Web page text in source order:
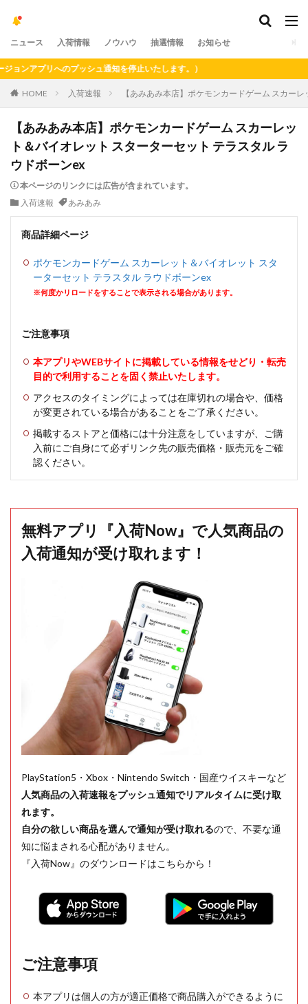
ニュース 入荷情報 ノウハウ 抽選情報 お知らせ
プリへのプッシュ通知を停止いたします。）
HOME 入荷速報 【あみあみ本店】ポケモンカードゲーム スカー
【あみあみ本店】ポケモンカードゲーム スカーレッ
ト＆バイオレット スターターセット テラスタル ラ
ウドボーンex
本ページのリンクには広告が含まれています。
入荷速報
あみあみ
商品詳細ページ
ポケモンカードゲーム スカーレット＆バイオレット スタ
ーターセット テラスタル ラウドボーンex
※何度かリロードをすることで表示される場合があります。
ご注意事項
本アプリやWEBサイトに掲載している情報をせどり・転売
目的で利用することを固く禁止いたします。
アクセスのタイミングによっては在庫切れの場合や、価格
が変更されている場合があることをご了承ください。
掲載するストアと価格には十分注意をしていますが、ご購
入前にご自身にて必ずリンク先の販売価格・販売元をご確
認ください。
無料アプリ『入荷Now』で人気商品の
入荷通知が受け取れます！
PlayStation5・Xbox・Nintendo Switch・国産ウイスキーなど
人気商品の入荷速報をプッシュ通知でリアルタイムに受け取
れます。
自分の欲しい商品を選んで通知が受け取れるので、不要な通
知に悩まされる心配がありません。
『入荷Now』のダウンロードはこちらから！
ご注意事項
本アプリは個人の方が適正価格で商品購入ができるように